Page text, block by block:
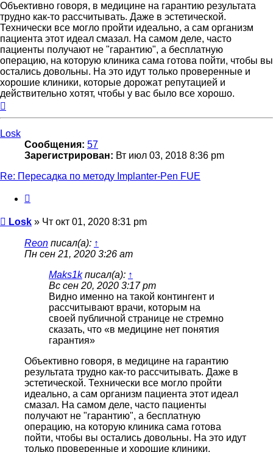
Объективно говоря, в медицине на гарантию результата
трудно как-то рассчитывать. Даже в эстетической.
Технически все могло пройти идеально, а сам организм
пациента этот идеал смазал. На самом деле, часто
пациенты получают не "гарантию", а бесплатную
операцию, на которую клиника сама готова пойти, чтобы вы
остались довольны. На это идут только проверенные и
хорошие клиники, которые дорожат репутацией и
действительно хотят, чтобы у вас было все хорошо.
Losk
Сообщения: 57
Зарегистрирован: Вт июл 03, 2018 8:36 pm
Re: Пересадка по методу Implanter-Pen FUE
Сообщение
Losk » Чт окт 01, 2020 8:31 pm
Reon писал(а): ↑
Пн сен 21, 2020 3:26 am
Maks1kписал(а): ↑
Вс сен 20, 2020 3:17 pm
Видно именно на такой контингент и
рассчитывают врачи, которым на
своей публичной странице не стремно
сказать, что «в медицине нет понятия
гарантия»
Объективно говоря, в медицине на гарантию
результата трудно как-то рассчитывать. Даже в
эстетической. Технически все могло пройти
идеально, а сам организм пациента этот идеал
смазал. На самом деле, часто пациенты
получают не "гарантию", а бесплатную
операцию, на которую клиника сама готова
пойти, чтобы вы остались довольны. На это идут
только проверенные и хорошие клиники,